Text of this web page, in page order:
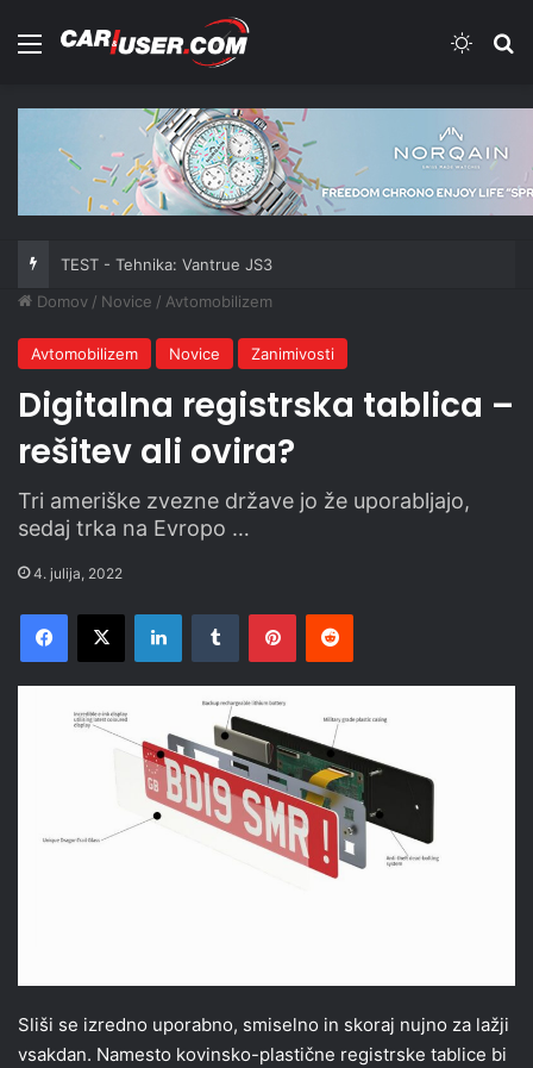
Meni
TEST - Tehnika: Vantrue JS3
Domov / Novice / Avtomobilizem
Avtomobilizem Novice Zanimivosti
Digitalna registrska tablica –
rešitev ali ovira?
Tri ameriške zvezne države jo že uporabljajo,
sedaj trka na Evropo …
4. julija, 2022
Facebook
X LinkedInTumblr PinterestReddit
Sliši se izredno uporabno, smiselno in skoraj nujno za lažji
vsakdan. Namesto kovinsko-plastične registrske tablice bi